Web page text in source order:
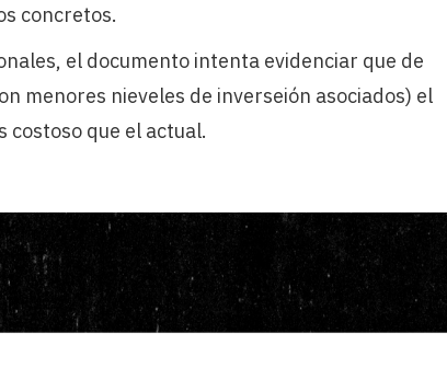
concretos.
el documento intenta evidenciar que de
menores nieveles de inverseión asociados) el
costoso que el actual.